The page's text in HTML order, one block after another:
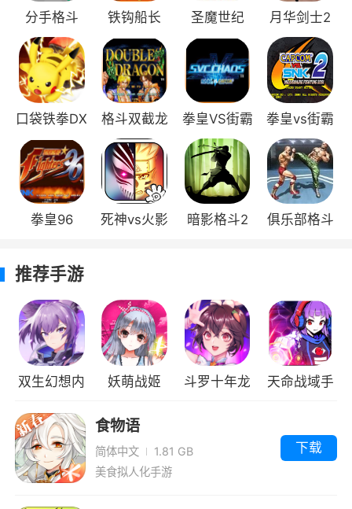
场，各种炫酷爆屏的战斗热血兴奋；
2、黑崎一护、漩涡鸣人等两部漫画中超越
400个角色登场，完美还原每一个角色的忍术和
技能；
3、采用一键连招、必杀设定，让你在游戏
中的连招更顺畅，必杀衔接更自然，新手也能玩
得爽；
4、像素风格续写《火影》、《死神》的传
小编评价
死神vs火影是一款横版动作类手游，游戏是
由经典童年页游死神vs火影移植到手机上，让玩
家们可以在手机上就进行对战，游戏中有着超多
死神和火影当中的角色可以选择，还有着许多经
典的战斗场景可以选择。
游戏视频
分手格斗
铁钩船长
2022版
圣魔世纪 月华剑士2
口袋铁拳DX 格斗双截龙 拳皇VS街霸
拳皇vs街霸
2
拳皇96 死神vs火影 暗影格斗2 俱乐部格斗
推荐手游
双生幻想内
置菜单版
妖萌战姬
斗罗十年龙
天命战域手
食物语
简体中文
1.81 GB
美食拟人化手游
下载